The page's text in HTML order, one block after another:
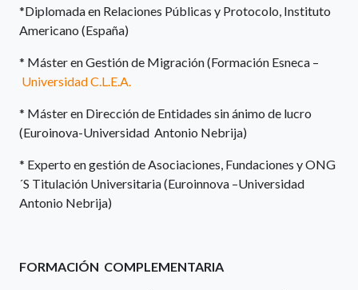
*Diplomada en Relaciones Públicas y Protocolo, Instituto
Americano (España)
* Máster en Gestión de Migración (Formación Esneca –
Universidad C.L.E.A.
* Máster en Dirección de Entidades sin ánimo de lucro
(Euroinova-Universidad Antonio Nebrija)
* Experto en gestión de Asociaciones, Fundaciones y ONG
´S Titulación Universitaria (Euroinnova –Universidad
Antonio Nebrija)
FORMACIÓN COMPLEMENTARIA